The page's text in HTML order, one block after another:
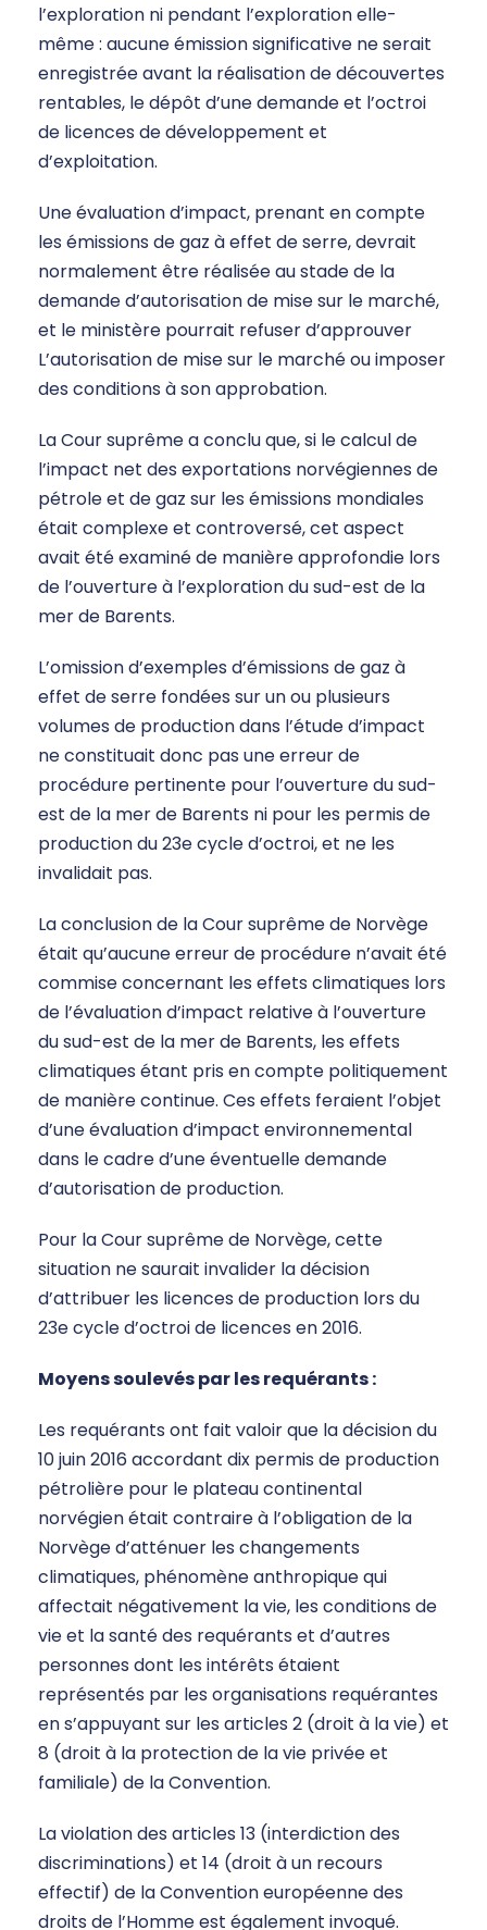
l’exploration ni pendant l’exploration elle-
même : aucune émission significative ne serait
enregistrée avant la réalisation de découvertes
rentables, le dépôt d’une demande et l’octroi
de licences de développement et
d’exploitation.
Une évaluation d’impact, prenant en compte
les émissions de gaz à effet de serre, devrait
normalement être réalisée au stade de la
demande d’autorisation de mise sur le marché,
et le ministère pourrait refuser d’approuver
L’autorisation de mise sur le marché ou imposer
des conditions à son approbation.
La Cour suprême a conclu que, si le calcul de
l’impact net des exportations norvégiennes de
pétrole et de gaz sur les émissions mondiales
était complexe et controversé, cet aspect
avait été examiné de manière approfondie lors
de l’ouverture à l’exploration du sud-est de la
mer de Barents.
L’omission d’exemples d’émissions de gaz à
effet de serre fondées sur un ou plusieurs
volumes de production dans l’étude d’impact
ne constituait donc pas une erreur de
procédure pertinente pour l’ouverture du sud-
est de la mer de Barents ni pour les permis de
production du 23e cycle d’octroi, et ne les
invalidait pas.
La conclusion de la Cour suprême de Norvège
était qu’aucune erreur de procédure n’avait été
commise concernant les effets climatiques lors
de l’évaluation d’impact relative à l’ouverture
du sud-est de la mer de Barents, les effets
climatiques étant pris en compte politiquement
de manière continue. Ces effets feraient l’objet
d’une évaluation d’impact environnemental
dans le cadre d’une éventuelle demande
d’autorisation de production.
Pour la Cour suprême de Norvège, cette
situation ne saurait invalider la décision
d’attribuer les licences de production lors du
23e cycle d’octroi de licences en 2016.
Moyens soulevés par les requérants :
Les requérants ont fait valoir que la décision du
10 juin 2016 accordant dix permis de production
pétrolière pour le plateau continental
norvégien était contraire à l’obligation de la
Norvège d’atténuer les changements
climatiques, phénomène anthropique qui
affectait négativement la vie, les conditions de
vie et la santé des requérants et d’autres
personnes dont les intérêts étaient
représentés par les organisations requérantes
en s’appuyant sur les articles 2 (droit à la vie) et
8 (droit à la protection de la vie privée et
familiale) de la Convention.
La violation des articles 13 (interdiction des
discriminations) et 14 (droit à un recours
effectif) de la Convention européenne des
droits de l’Homme est également invoqué.